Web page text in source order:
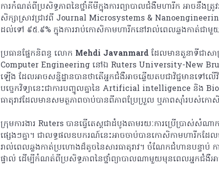
ការកំណត់ពីប្រសិទ្ធភាពនៃថ្នាំគីមីក្នុងការព្យាបាលជំងឺមហារីក អាចនឹង
សិក្សាស្រាវជ្រាវពី Journal Microsystems &
ដល់ទៅ ៩៥.៩% ក្នុងការរាប់កោសិកាមហារីកនៅរាល់ពេលឆ្លងកាត់ជា
ប្រធានផ្នែកនិពន្ធ លោក Mehdi Javanmard ដែលមានតួនាទីជាស
Computer Engineering នៅឯ Ruters University-New
ឡើង ដែលអាចសន្និដ្ឋានបានថាតើអ្នកជំងឺអាចឆ្លើយតបជាវិជ្ជមានទៅ
បច្ចេកវិទ្យានេះជាការបញ្ចូលគ្នានៃ Artificial intelligence និង
ធាតុរាវដែលមានសមត្ថភាពចាប់បានពីភាពប្រែប្រួល ឬភាពស៊ាំរបស់ក
ក្រុមការងារ Ruters បានធ្វើតេស្តជាដំបូងតាមរយៈការប្រើប្រាស់សំ
ផ្សេងៗគ្នា។ ជាលទ្ធផលឧបករណ៍នេះអាចចាប់បានកោសិកាមហារីកដ
រាល់ពេលឆ្លងកាត់ប្រហោងដ៏តូចនៃសារធាតុរាវ។ ចំណែកជំហានបន្ទាប់
ផ្ទាល់ ដើម្បីកំណត់ពីប្រសិទ្ធភាពនៃថ្នាំព្យាបាលណាមួយមុនពេលអ្នកជំងឺអ